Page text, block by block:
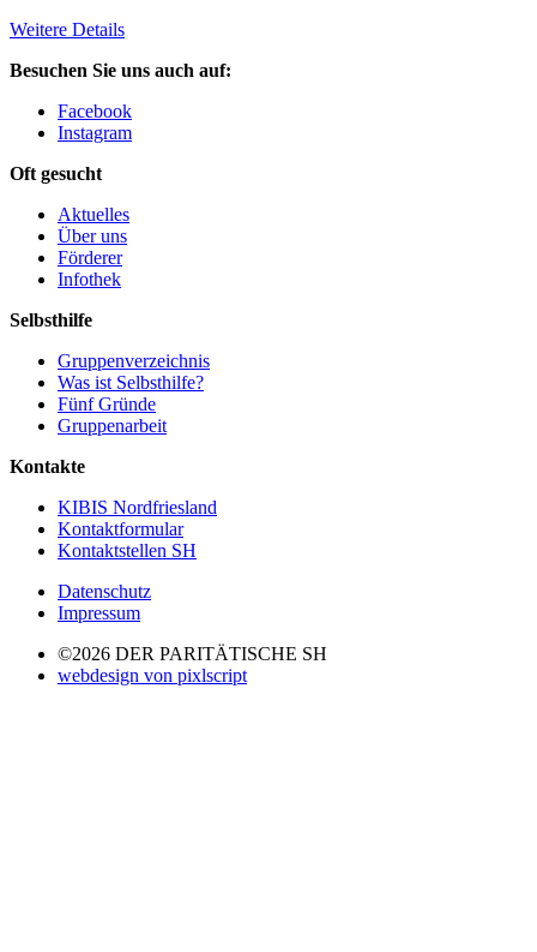
Weitere Details
Besuchen Sie uns auch auf:
Facebook
Instagram
Oft gesucht
Aktuelles
Über uns
Förderer
Infothek
Selbsthilfe
Gruppenverzeichnis
Was ist Selbsthilfe?
Fünf Gründe
Gruppenarbeit
Kontakte
KIBIS Nordfriesland
Kontaktformular
Kontaktstellen SH
Datenschutz
Impressum
©2026 DER PARITÄTISCHE SH
webdesign von pixlscript